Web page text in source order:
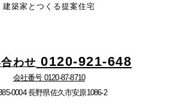
建築家とつくる提案住宅
わせ 0120-921-648
会社番号 0120-87-8710
0004 長野県佐久市安原1086-2